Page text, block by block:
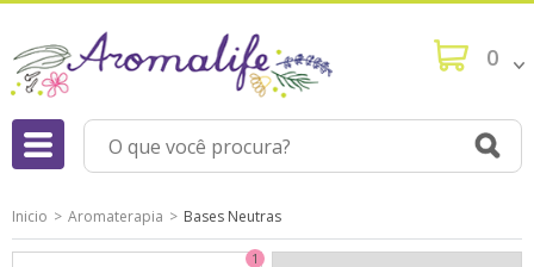
0
1
Inicio Aromaterapia Bases Neutras